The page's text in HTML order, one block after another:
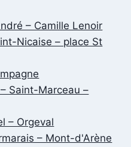
– Camille Lenoir
Nicaise – place St
Saint-Marceau –
– Orgeval
– Mont-d'Arène